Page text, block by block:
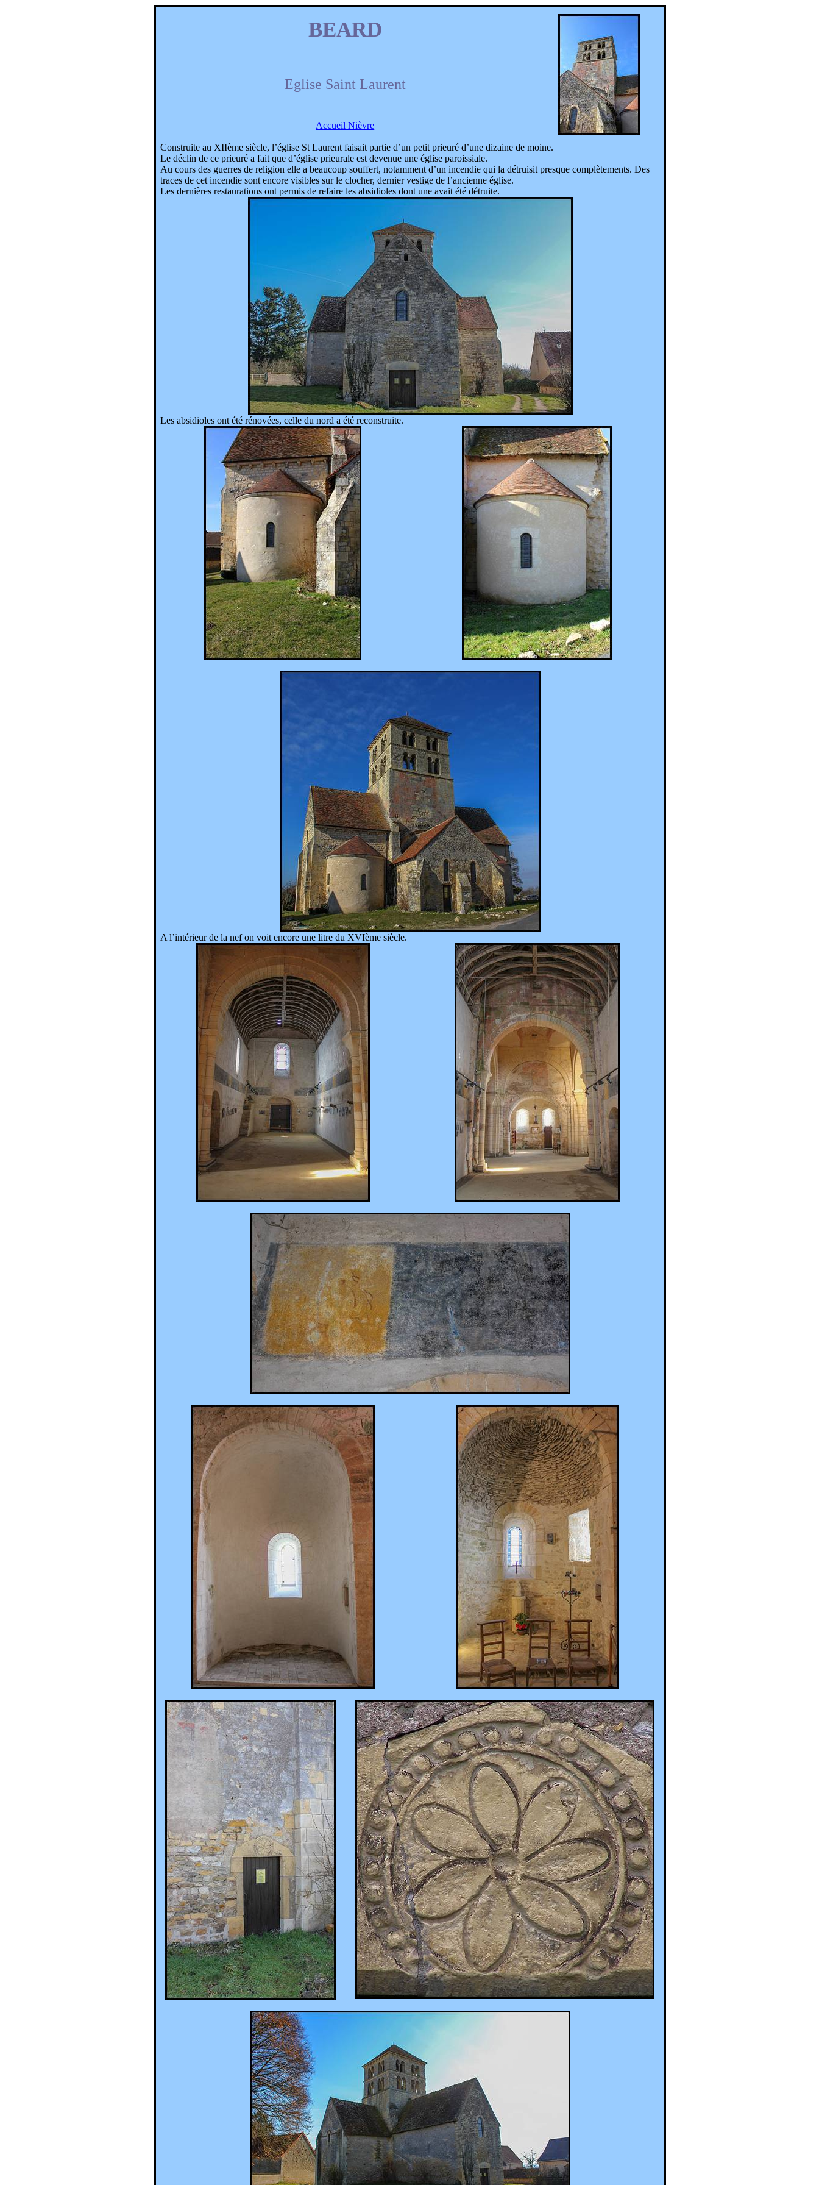
BEARD
Eglise Saint Laurent
Accueil Nièvre
Construite au XIIème siècle, l’église St Laurent faisait partie d’un petit prieuré d’une dizaine de moine.
Le déclin de ce prieuré a fait que d’église prieurale est devenue une église paroissiale.
Au cours des guerres de religion elle a beaucoup souffert, notamment d’un incendie qui la détruisit presque complètements. Des
traces de cet incendie sont encore visibles sur le clocher, dernier vestige de l’ancienne église.
Les dernières restaurations ont permis de refaire les absidioles dont une avait été détruite.
Les absidioles ont été rénovées, celle du nord a été reconstruite.
A l’intérieur de la nef on voit encore une litre du XVIème siècle.